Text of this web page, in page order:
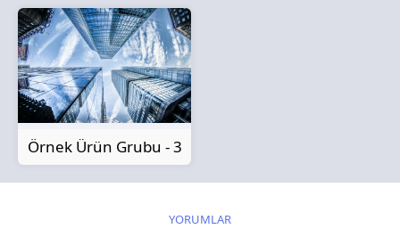
Örnek Ürün Grubu - 3
YORUMLAR